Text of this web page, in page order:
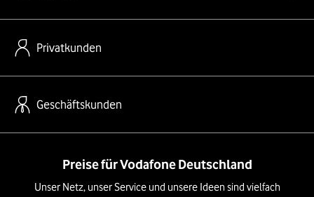
Privatkunden
Geschäftskunden
Preise für Vodafone Deutschland
Unser Netz, unser Service und unsere Ideen sind vielfach